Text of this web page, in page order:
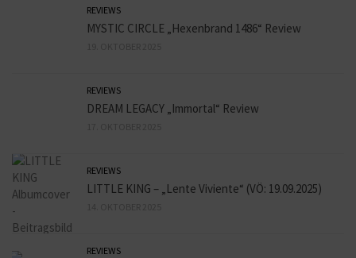
REVIEWS
MYSTIC CIRCLE „Hexenbrand 1486“ Review
REVIEWS
DREAM LEGACY „Immortal“ Review
REVIEWS
LITTLE KING – „Lente Viviente“ (VÖ: 19.09.2025)
REVIEWS